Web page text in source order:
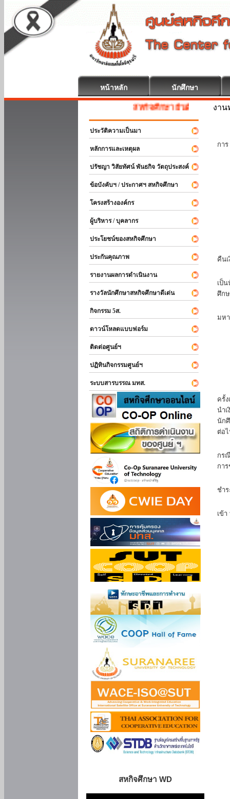
หน้าหลัก นักศึกษา
สหกิจศึกษา ยินดีต้อนรับ
ประวัติความเป็นมา
หลักการและเหตุผล
ปรัชญา วิสัยทัศน์ พันธกิจ วัตถุประสงค์
ข้อบังคับฯ / ประกาศฯ สหกิจศึกษา
โครงสร้างองค์กร
ผู้บริหาร / บุคลากร
ประโยชน์ของสหกิจศึกษา
ประกันคุณภาพ
รายงานผลการดำเนินงาน
รางวัลนักศึกษาสหกิจศึกษาดีเด่น
กิจกรรม 5ส.
ดาวน์โหลดแบบฟอร์ม
ติดต่อศูนย์ฯ
ปฏิทินกิจกรรมศูนย์ฯ
ระบบสารบรรณ มทส.
สหกิจศึกษา WD
งา
กา
คืน
เป็
ศึก
มห
ครั้
นำ
นัก
ต่อ
กร
กา
ชำ
เข้